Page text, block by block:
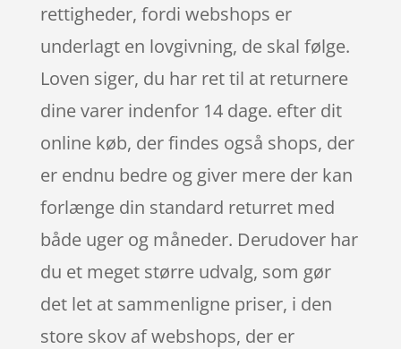
rettigheder, fordi webshops er
underlagt en lovgivning, de skal følge.
Loven siger, du har ret til at returnere
dine varer indenfor 14 dage. efter dit
online køb, der findes også shops, der
er endnu bedre og giver mere der kan
forlænge din standard returret med
både uger og måneder. Derudover har
du et meget større udvalg, som gør
det let at sammenligne priser, i den
store skov af webshops, der er